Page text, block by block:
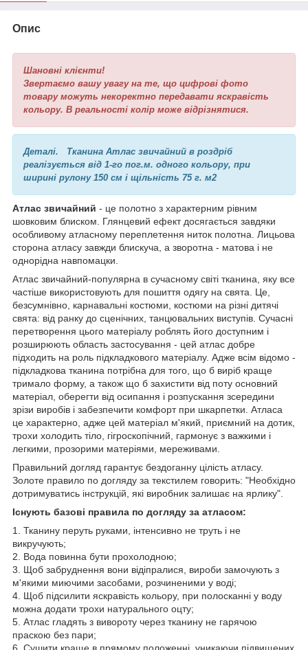
Опис
Шановні клієнти!
Звертаємо вашу увагу на те, що цифрові фото
товару можуть некоректно передавати яскравість
кольору. В реальності колір може відрізнятися.
Деталі.
Тканина Атлас звичайний в роздріб
реалізується від 1-го пог.м. одного кольору, при
ширині рулону 150 см і щільність 75 г. м2
Атлас звичайний - це полотно з характерним рівним
шовковим блиском. Глянцевий ефект досягається завдяки
особливому атласному переплетення ниток полотна. Лицьова
сторона атласу завжди блискуча, а зворотна - матова і не
однорідна навпомацки.
Атлас звичайний-популярна в сучасному світі тканина, яку все
частіше використовують для пошиття одягу на свята. Це,
безсумнівно, карнавальні костюми, костюми на різні дитячі
свята: від ранку до сценічних, танцювальних виступів. Сучасні
перетворення цього матеріалу роблять його доступним і
розширюють область застосування - цей атлас добре
підходить на роль підкладкового матеріалу. Адже всім відомо -
підкладкова тканина потрібна для того, що б виріб краще
тримало форму, а також що б захистити від поту основний
матеріал, оберегти від осипання і розпускання зсередини
зрізи виробів і забезпечити комфорт при шкарпетки. Атласа
це характерно, адже цей матеріал м'який, приємний на дотик,
трохи холодить тіло, гігроскопічний, гармонує з важкими і
легкими, прозорими матеріями, мереживами.
Правильний догляд гарантує бездоганну цілість атласу.
Золоте правило по догляду за текстилем говорить: "Необхідно
дотримуватись інструкцій, які виробник залишає на ярлику".
Існують базові правила по догляду за атласом:
1. Тканину перуть руками, інтенсивно не труть і не
викручують;
2. Вода повинна бути прохолодною;
3. Щоб забруднення вони відіпралися, вироби замочують з
м'якими миючими засобами, розчиненими у воді;
4. Щоб підсилити яскравість кольору, при полосканні у воду
можна додати трохи натурального оцту;
5. Атлас гладять з вивороту через тканину не гарячою
праскою без пари;
6. Сушити краще в прямому положенні, уникаючи підвищених